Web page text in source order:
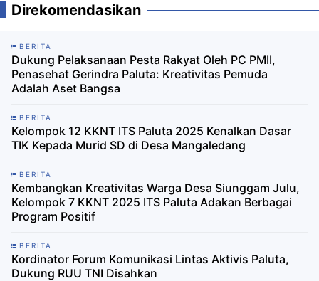
Direkomendasikan
BERITA
Dukung Pelaksanaan Pesta Rakyat Oleh PC PMII,
Penasehat Gerindra Paluta: Kreativitas Pemuda
Adalah Aset Bangsa
BERITA
Kelompok 12 KKNT ITS Paluta 2025 Kenalkan Dasar
TIK Kepada Murid SD di Desa Mangaledang
BERITA
Kembangkan Kreativitas Warga Desa Siunggam Julu,
Kelompok 7 KKNT 2025 ITS Paluta Adakan Berbagai
Program Positif
BERITA
Kordinator Forum Komunikasi Lintas Aktivis Paluta,
Dukung RUU TNI Disahkan